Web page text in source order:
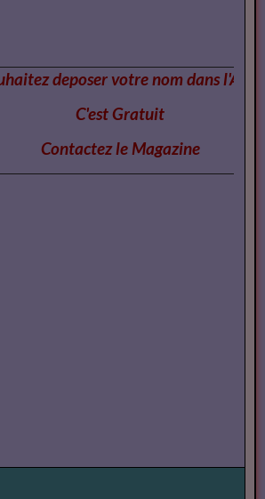
deposer votre nom dans
C'est Gratuit
Contactez le Magazine